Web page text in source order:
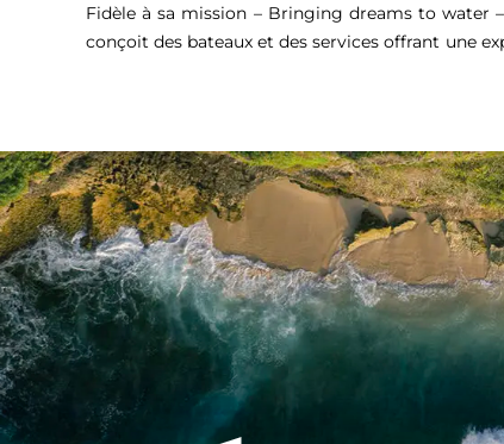
Fidèle à sa mission – Bringing dreams to water
conçoit des bateaux et des services offrant une